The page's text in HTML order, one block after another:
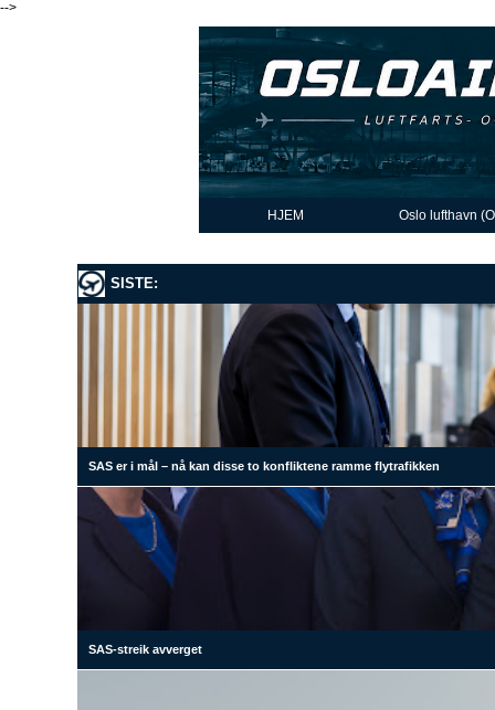
-->
HJEM Oslo lufthavn
SISTE:
SAS er i mål – nå kan disse to konfliktene ramme flytrafikken
SAS-streik avverget